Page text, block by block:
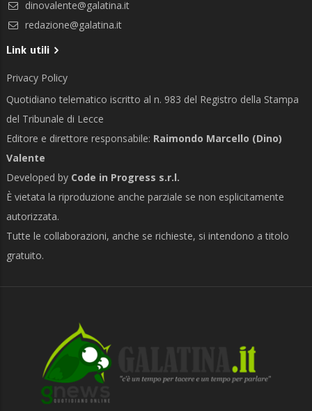
dinovalente@galatina.it
redazione@galatina.it
Link utili
Privacy Policy
Quotidiano telematico iscritto al n. 983 del Registro della Stampa
del Tribunale di Lecce
Editore e direttore responsabile: Raimondo Marcello (Dino)
Valente
Developed by Code in Progress s.r.l.
È vietata la riproduzione anche parziale se non esplicitamente
autorizzata.
Tutte le collaborazioni, anche se richieste, si intendono a titolo
gratuito.